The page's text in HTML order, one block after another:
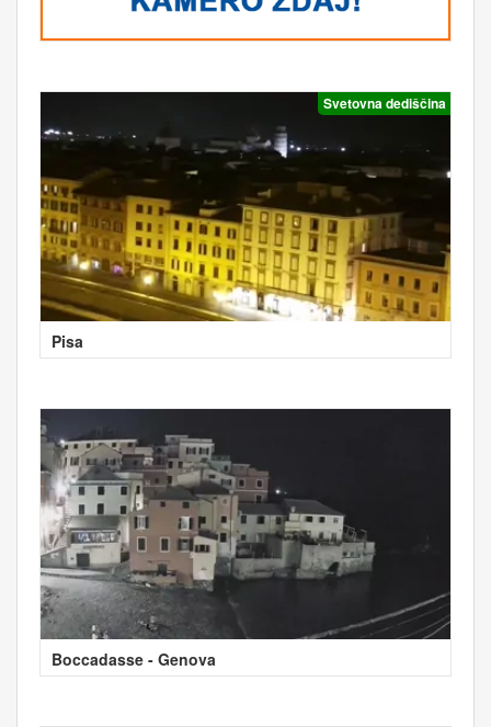
Svetovna dediščina
Pisa
Boccadasse - Genova